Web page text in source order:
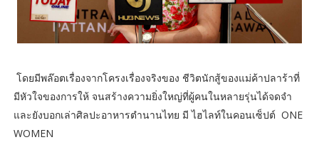
โดยมีพล๊อตเรื่องจากโครงเรื่องจริงของ ชีวิตนักสู้ของแม่ค้าปลาร้าที่
มีหัวใจของการให้ จนสร้างความยิ่งใหญ่ที่ผู้คนในหลายรุ่นได้จดจำ
และยังบอกเล่าศิลปะอาหารตำนานไทย มี ไฮไลท์ในคอนเซ็ปต์ ONE
WOMEN